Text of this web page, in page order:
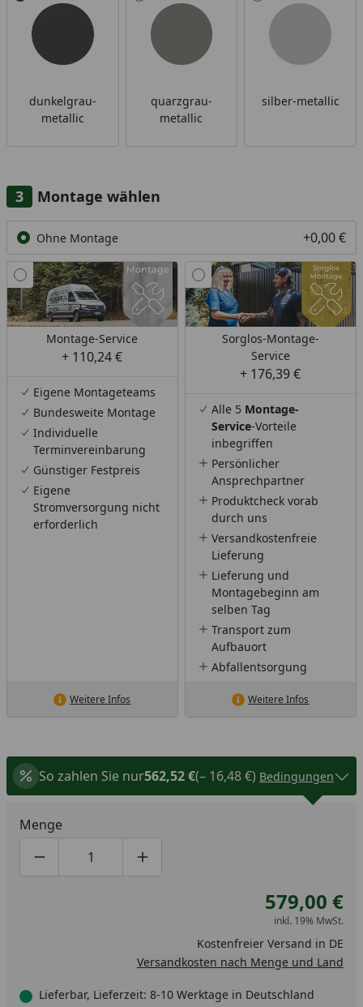
dunkelgrau-
metallic
quarzgrau-
metallic
silber-metallic
Montage wählen
Ohne Montage +0,00 €
Montage-Service
+ 110,24 €
Eigene Montageteams
Bundesweite Montage
Individuelle
Terminvereinbarung
Günstiger Festpreis
Eigene
Stromversorgung nicht
erforderlich
Weitere Infos
Sorglos-Montage-
Service
+ 176,39 €
Alle 5 Montage-
Service-Vorteile
inbegriffen
Persönlicher
Ansprechpartner
Produktcheck vorab
durch uns
Versandkostenfreie
Lieferung
Lieferung und
Montagebeginn am
selben Tag
Transport zum
Aufbauort
Abfallentsorgung
Weitere Infos
So zahlen Sie nur562,52 €(– 16,48 €) Bedingungen
Menge
Produktmenge um eins verringern
Produktmenge manuell eingeben
Produktmenge um eins erhöhen
579,00 €
inkl. 19% MwSt.
Kostenfreier Versand in DE
Versandkosten nach Menge und Land
Lieferbar, Lieferzeit: 8-10 Werktage in Deutschland